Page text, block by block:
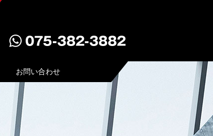
お問い合わせ